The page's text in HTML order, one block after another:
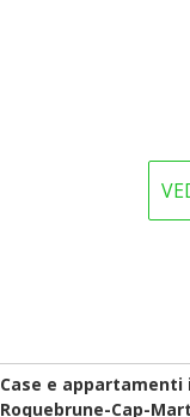
Case e appartamenti
Roquebrune-Cap-